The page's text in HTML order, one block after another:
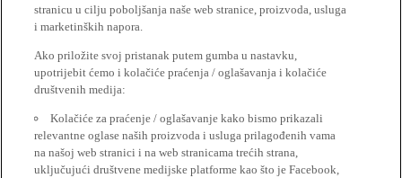
stranicu u cilju poboljšanja naše web stranice, proizvoda, usluga
i marketinških napora.
Ako priložite svoj pristanak putem gumba u nastavku,
upotrijebit ćemo i kolačiće praćenja / oglašavanja i kolačiće
društvenih medija:
Kolačiće za praćenje / oglašavanje kako bismo prikazali
relevantne oglase naših proizvoda i usluga prilagođenih vama
na našoj web stranici i na web stranicama trećih strana,
uključujući društvene medijske platforme kao što je Facebook,